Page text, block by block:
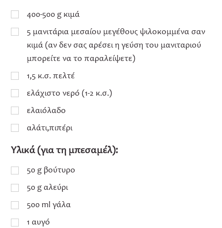
400-500 g κιμά
5 μανιτάρια μεσαίου μεγέθους ψιλοκομμένα σαν
κιμά (αν δεν σας αρέσει η γεύση του μανιταριού
μπορείτε να το παραλείψετε)
1,5 κ.σ. πελτέ
ελάχιστο νερό (1-2 κ.σ.)
ελαιόλαδο
αλάτι,πιπέρι
Υλικά (για τη μπεσαμέλ):
50 g βούτυρο
50 g αλεύρι
500 ml γάλα
1 αυγό